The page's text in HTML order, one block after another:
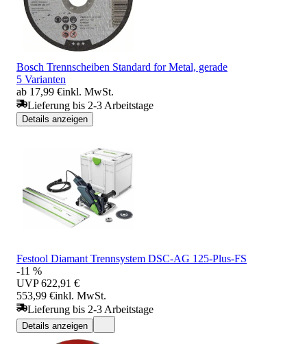
Bosch Trennscheiben Standard for Metal, gerade
5 Varianten
ab 17,99 €inkl. MwSt.
Lieferung bis 2-3 Arbeitstage
Details anzeigen
Festool Diamant Trennsystem DSC-AG 125-Plus-FS
-11 %
UVP 622,91 €
553,99 €inkl. MwSt.
Lieferung bis 2-3 Arbeitstage
Details anzeigen